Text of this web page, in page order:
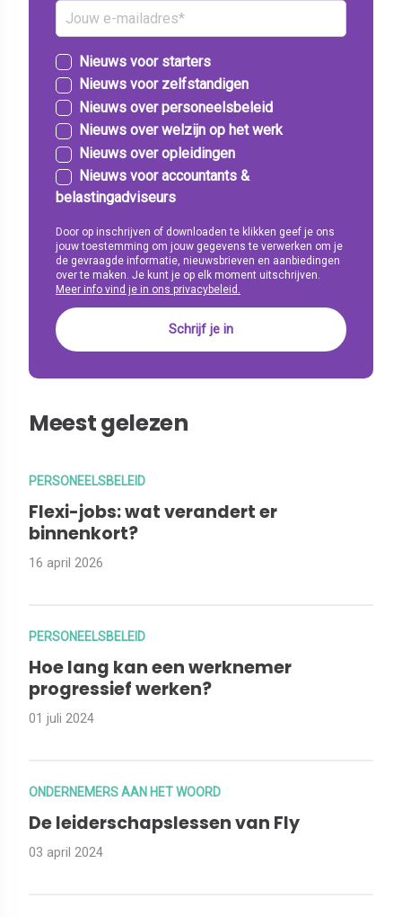
Nieuws voor starters
Nieuws voor zelfstandigen
Nieuws over personeelsbeleid
Nieuws over welzijn op het werk
Nieuws over opleidingen
Nieuws voor accountants &
belastingadviseurs
Door op inschrijven of downloaden te klikken geef je ons
jouw toestemming om jouw gegevens te verwerken om je
de gevraagde informatie, nieuwsbrieven en aanbiedingen
over te maken. Je kunt je op elk moment uitschrijven.
Meer info vind je in ons privacybeleid.
Meest gelezen
PERSONEELSBELEID
Flexi-jobs: wat verandert er
binnenkort?
16 april 2026
PERSONEELSBELEID
Hoe lang kan een werknemer
progressief werken?
01 juli 2024
ONDERNEMERS AAN HET WOORD
De leiderschapslessen van Fly
03 april 2024